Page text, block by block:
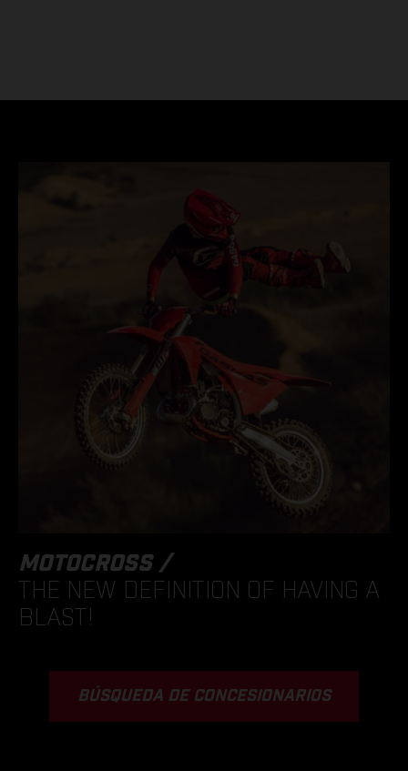
MOTOCROSS /
THE NEW DEFINITION OF HAVING A
BLAST!
BÚSQUEDA DE CONCESIONARIOS